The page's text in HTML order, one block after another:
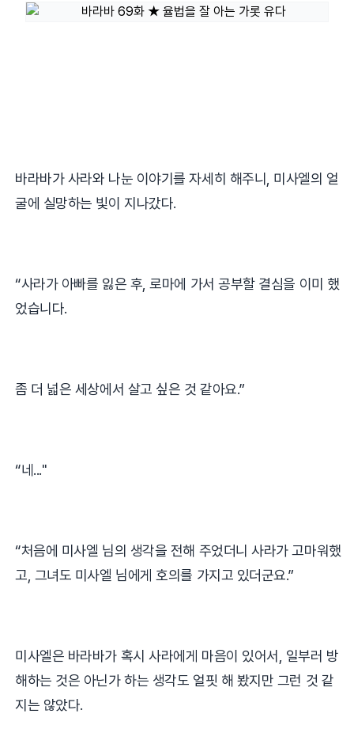
바라바가 사라와 나눈 이야기를 자세히 해주니
미사엘의 얼
굴에 실망하는 빛이 지나갔다.
“사라가 아빠를 잃은 후 ,로마에 가서 공부할 결심을 이미 했
었습니다.
좀 더 넓은 세상에서 살고 싶은 것 같아요.”
“네..."
“처음에 미사엘 님의 생각을 전해 주었더니 사라가 고마워했
고 그녀도 미사엘 님에게 호의를 가지고 있더군요.”
미사엘은 바라바가 혹시 사라에게 마음이 있어서
일부러 방
해하는 것은 아닌가 하는 생각도 얼핏 해 봤지만 그런 것 같
지는 않았다.